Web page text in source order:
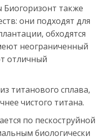
также
они подходят для
обходятся
неограниченный
отличный
титанового сплава,
чистого титана.
по пескоструйной
биологически